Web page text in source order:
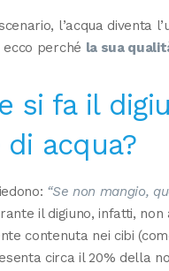
l’acqua diventa
perché la sua
si fa il
di acqua?
“Se non mangio,
il digiuno, infatti, non
contenuta nei cibi
circa il 20% della